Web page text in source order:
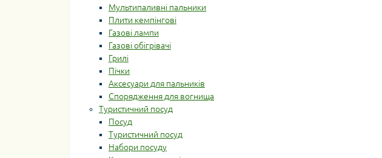
Мультипаливні пальники
Плити кемпінгові
Газові лампи
Газові обігрівачі
Грилі
Пічки
Аксесуари для пальників
Спорядження для вогнища
Туристичний посуд
Посуд
Туристичний посуд
Набори посуду